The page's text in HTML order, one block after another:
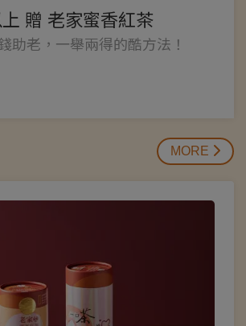
贈 老家蜜香紅茶
助老，一舉兩得的酷方法！
MORE